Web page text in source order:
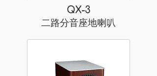
QX-3
二路分音座地喇叭